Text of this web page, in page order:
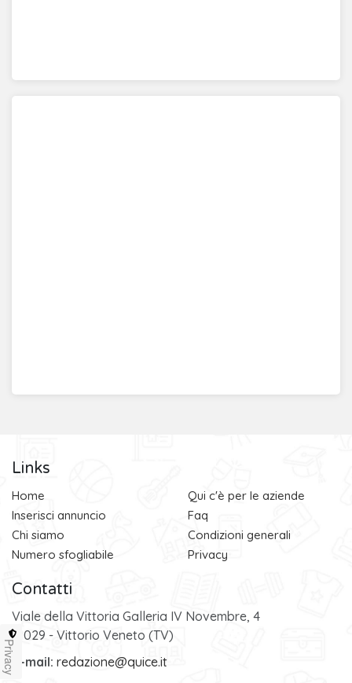
Links
Home
Inserisci annuncio
Chi siamo
Numero sfogliabile
Qui c'è per le aziende
Faq
Condizioni generali
Privacy
Contatti
Viale della Vittoria Galleria IV Novembre, 4
31029 - Vittorio Veneto (TV)
e-mail: redazione@quice.it
Privacy